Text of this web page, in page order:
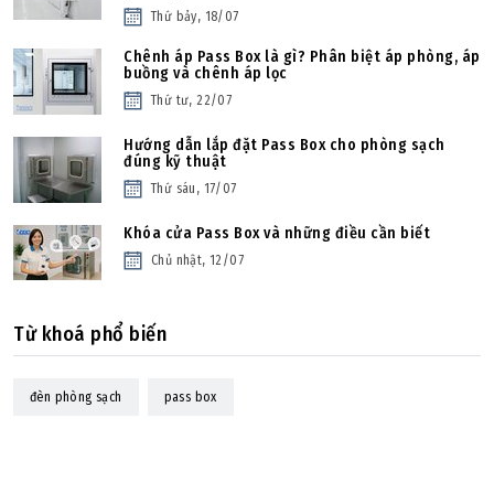
Thứ bảy, 18/07
Chênh áp Pass Box là gì? Phân biệt áp phòng, áp
buồng và chênh áp lọc
Thứ tư, 22/07
Hướng dẫn lắp đặt Pass Box cho phòng sạch
đúng kỹ thuật
Thứ sáu, 17/07
Khóa cửa Pass Box và những điều cần biết
Chủ nhật, 12/07
Từ khoá phổ biến
đèn phòng sạch pass box